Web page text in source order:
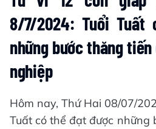
8/7/2024: Tuổi Tuất
những bước thăng
nghiệp
Hôm nay, Thứ Hai 08/07/
Tuất có thể đạt được những